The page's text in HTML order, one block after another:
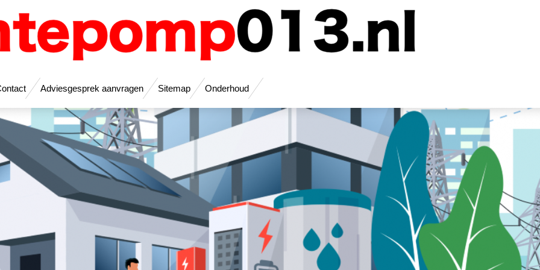
Adviesgesprek aanvragen Sitemap Onderhoud